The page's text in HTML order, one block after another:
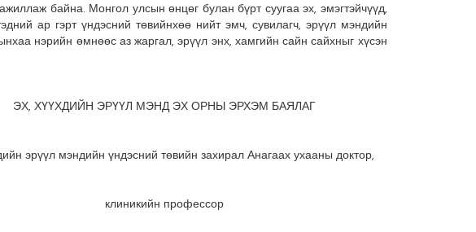
байна. Монгол улсын өнцөг булан бүрт суугаа эх, эмэгтэйчүүд,
ар гэрт үндэсний төвийнхөө нийт эмч, сувилагч, эрүүл мэндийн
нэрийн өмнөөс аз жаргал, эрүүл энх, хамгийн сайн сайхныг хүсэн
ЭХ, ХҮҮХДИЙН ЭРҮҮЛ МЭНД ЭХ ОРНЫ ЭРХЭМ БАЯЛАГ
эрүүл мэндийн үндэсний төвийн захирал Анагаах ухааны доктор,
клиникийн профессор